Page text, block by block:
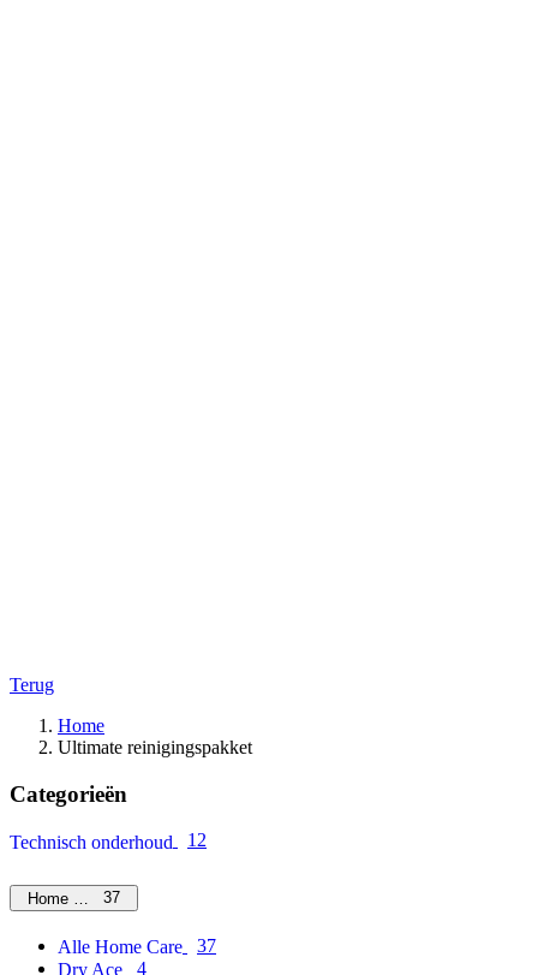
Terug
Home
Ultimate reinigingspakket
Categorieën
Technisch onderhoud 12
Home Care37
Alle Home Care
37
Dry Ace
4